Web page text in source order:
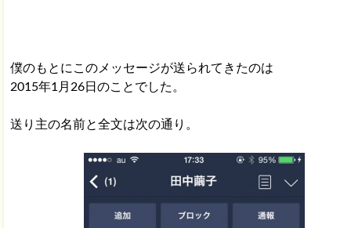
僕のもとにこのメッセージが送られてきたのは
2015年1月26日のことでした。
送り主の名前と全文は次の通り。